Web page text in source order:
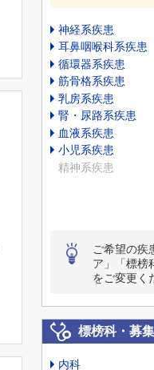
神経系疾患
耳鼻咽喉科系疾患
循環器系疾患
筋骨格系疾患
乳房系疾患
腎・尿路系疾患
血液系疾患
小児系疾患
精神系疾患
ご希望の疾
ア」「標榜
をご変更く
標榜科・募
内科